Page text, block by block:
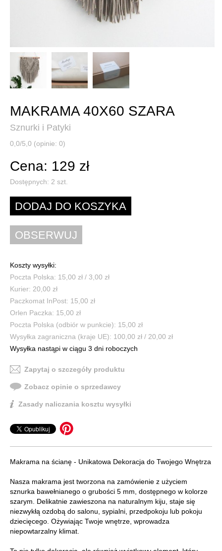
MAKRAMA 40X60 SZARA
Sznurki i Patyki
0,0/5,0 (opinie: 0)
Cena: 129 zł
Dostępnych: 2 szt.
Koszty wysyłki:
Poczta Polska: 15,00 zł / 3,00 zł
Kurier: 20,00 zł
Paczkomat InPost: 15,00 zł
Orlen Paczka: 15,00 zł
Poczta Polska (odbiór w punkcie): 15,00 zł
Wysyłka zagraniczna (kraje UE): 100,00 zł / 20,00 zł
Wysyłka nastąpi w ciągu 3 dni roboczych
Zapytaj o szczegóły produktu
Zobacz opinie o sprzedawcy
Zasady naliczania kosztu wysyłki
Makrama na ścianę - Unikatowa Dekoracja do Twojego Wnętrza
Nasza makrama jest tworzona na zamówienie z użyciem
sznurka bawełnianego o grubości 5 mm, dostępnego w kolorze
szarym. Delikatnie zawieszona na naturalnym kiju, staje się
niezwykłą ozdobą do salonu, sypialni, przedpokoju lub pokoju
dziecięcego. Ożywiając Twoje wnętrze, wprowadza
niepowtarzalny klimat.